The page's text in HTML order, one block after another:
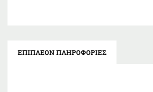
ΕΠΙΠΛΈΟΝ ΠΛΗΡΟΦΟΡΊΕΣ